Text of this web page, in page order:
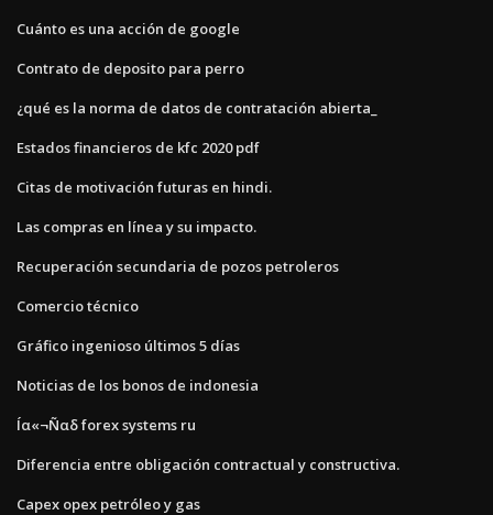
Cuánto es una acción de google
Contrato de deposito para perro
¿qué es la norma de datos de contratación abierta_
Estados financieros de kfc 2020 pdf
Citas de motivación futuras en hindi.
Las compras en línea y su impacto.
Recuperación secundaria de pozos petroleros
Comercio técnico
Gráfico ingenioso últimos 5 días
Noticias de los bonos de indonesia
Íα«¬Ñαδ forex systems ru
Diferencia entre obligación contractual y constructiva.
Capex opex petróleo y gas